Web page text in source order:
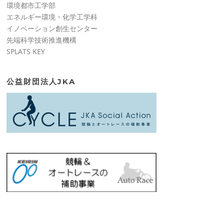
環境都市工学部
エネルギー環境・化学工学科
イノベーション創生センター
先端科学技術推進機構
SPLATS KEY
公益財団法人JKA